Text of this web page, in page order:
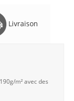
Livraison
m² avec des